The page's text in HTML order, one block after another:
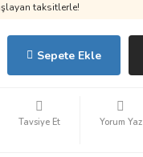
taksitlerle!
Sepete Ekle
Tavsiye Et Yorum Yaz